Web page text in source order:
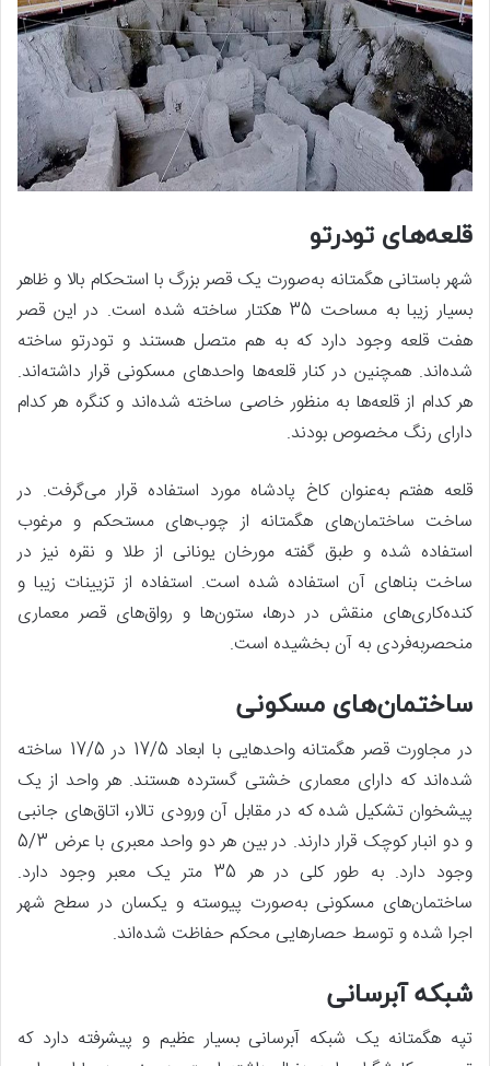
قلعه‌های تودرتو
شهر باستانی هگمتانه به‌صورت یک قصر بزرگ با استحکام بالا و ظاهر
بسیار زیبا به مساحت 35 هکتار ساخته شده است. در این قصر
هفت قلعه وجود دارد که به هم متصل هستند و تودرتو ساخته
شده‌اند. همچنین در کنار قلعه‌ها واحدهای مسکونی قرار داشته‌اند.
هر کدام از قلعه‌ها به منظور خاصی ساخته شده‌اند و کنگره هر کدام
دارای رنگ مخصوص بودند.
قلعه هفتم به‌عنوان کاخ پادشاه مورد استفاده قرار می‌گرفت. در
ساخت ساختمان‌های هگمتانه از چوب‌های مستحکم و مرغوب
استفاده شده و طبق گفته مورخان یونانی از طلا و نقره نیز در
ساخت بناهای آن استفاده شده است. استفاده از تزیینات زیبا و
کنده‌کاری‌های منقش در درها، ستون‌ها و رواق‌های قصر معماری
منحصربه‌فردی به آن بخشیده است.
ساختمان‌های مسکونی
در مجاورت قصر هگمتانه واحدهایی با ابعاد 17/5 در 17/5 ساخته
شده‌اند که دارای معماری خشتی گسترده هستند. هر واحد از یک
پیشخوان تشکیل شده که در مقابل آن ورودی تالار، اتاق‌های جانبی
و دو انبار کوچک قرار دارند. در بین هر دو واحد معبری با عرض 5/3
وجود دارد. به طور کلی در هر 35 متر یک معبر وجود دارد.
ساختمان‌های مسکونی به‌صورت پیوسته و یکسان در سطح شهر
اجرا شده و توسط حصارهایی محکم حفاظت شده‌اند.
شبکه آبرسانی
تپه هگمتانه یک شبکه آبرسانی بسیار عظیم و پیشرفته دارد که